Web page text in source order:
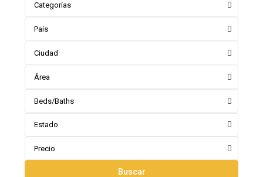
Categorías
País
Ciudad
Área
Beds/Baths
Estado
Precio
Buscar